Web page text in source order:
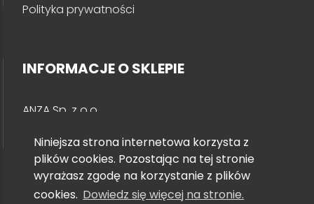
Niniejsza strona internetowa korzysta z
plików cookies. Pozostając na tej stronie
wyrażasz zgodę na korzystanie z plików
cookies. Dowiedz się więcej na stronie.
Polityka prywatności
INFORMACJE O SKLEPIE
ANZA Sp. z o.o.
Lublin
81 7473834|501 711 587
Puławy